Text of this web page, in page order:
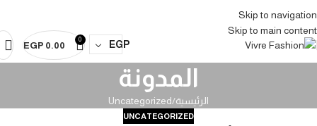
Skip to navigation
Skip to main content
Abaya Vivre Abaya Vivre
EGP
0
EGP 0.00
المدونة
الرئيسية Uncategorized
UNCATEGORIZED